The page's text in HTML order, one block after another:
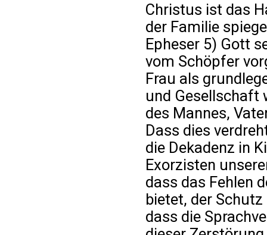
Christus ist das
der Familie
Epheser 5) Gott
vom Schöpfer
Frau als
und Gesellschaft
des Mannes,
Dass dies
die Dekadenz in
Exorzisten
dass das Fehlen
bietet, der
dass die